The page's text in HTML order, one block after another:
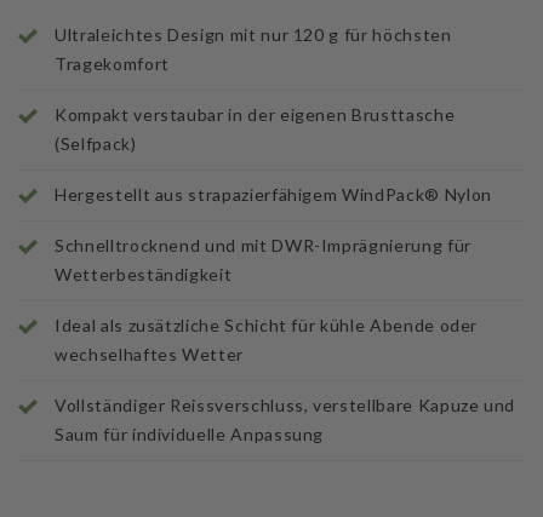
Ultraleichtes Design mit nur 120 g für höchsten
Tragekomfort
Kompakt verstaubar in der eigenen Brusttasche
(Selfpack)
Hergestellt aus strapazierfähigem WindPack® Nylon
Schnelltrocknend und mit DWR-Imprägnierung für
Wetterbeständigkeit
Ideal als zusätzliche Schicht für kühle Abende oder
wechselhaftes Wetter
Vollständiger Reissverschluss, verstellbare Kapuze und
Saum für individuelle Anpassung